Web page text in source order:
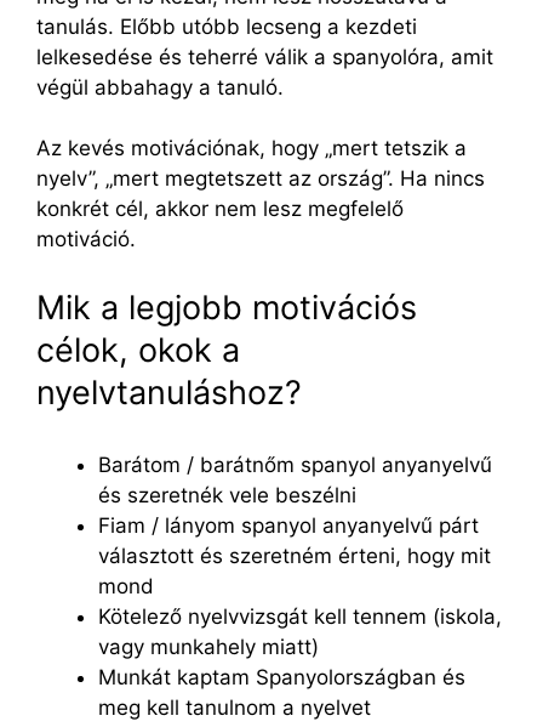
tanulás. Előbb utóbb lecseng a kezdeti
lelkesedése és teherré válik a spanyolóra, amit
végül abbahagy a tanuló.
Az kevés motivációnak, hogy „mert tetszik a
nyelv”, „mert megtetszett az ország”. Ha nincs
konkrét cél, akkor nem lesz megfelelő
motiváció.
Mik a legjobb motivációs
célok, okok a
nyelvtanuláshoz?
Barátom / barátnőm spanyol anyanyelvű
és szeretnék vele beszélni
Fiam / lányom spanyol anyanyelvű párt
választott és szeretném érteni, hogy mit
mond
Kötelező nyelvvizsgát kell tennem (iskola,
vagy munkahely miatt)
Munkát kaptam Spanyolországban és
meg kell tanulnom a nyelvet